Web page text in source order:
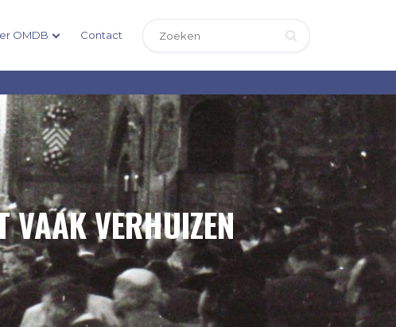
OMDB Contact
VAAK VERHUIZEN